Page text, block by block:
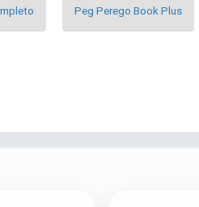
Peg Perego Book Plus